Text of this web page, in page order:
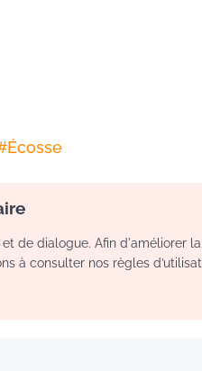
Écosse
de dialogue. Afin d'améliorer
à consulter nos règles